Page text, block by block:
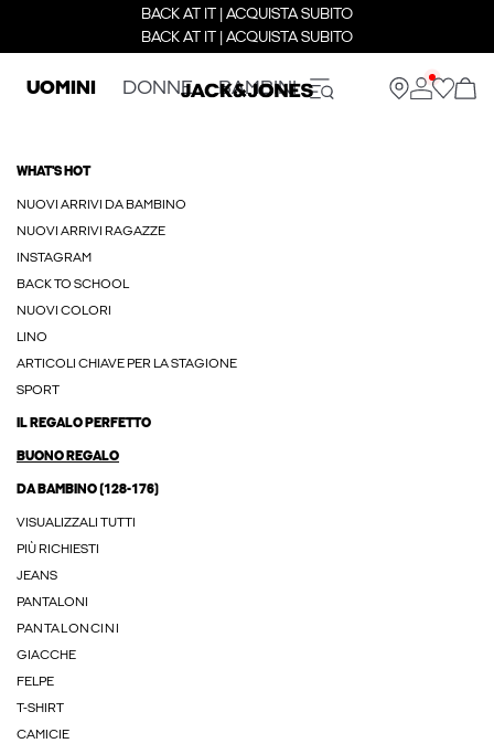
BACK AT IT | ACQUISTA SUBITO
BACK AT IT | ACQUISTA SUBITO
UOMINI DONNE BAMBINI
WHAT'S HOT
NUOVI ARRIVI DA BAMBINO
NUOVI ARRIVI RAGAZZE
INSTAGRAM
BACK TO SCHOOL
NUOVI COLORI
LINO
ARTICOLI CHIAVE PER LA STAGIONE
SPORT
IL REGALO PERFETTO
BUONO REGALO
DA BAMBINO (128-176)
VISUALIZZALI TUTTI
PIÙ RICHIESTI
JEANS
PANTALONI
PANTALONCINI
GIACCHE
FELPE
T-SHIRT
CAMICIE